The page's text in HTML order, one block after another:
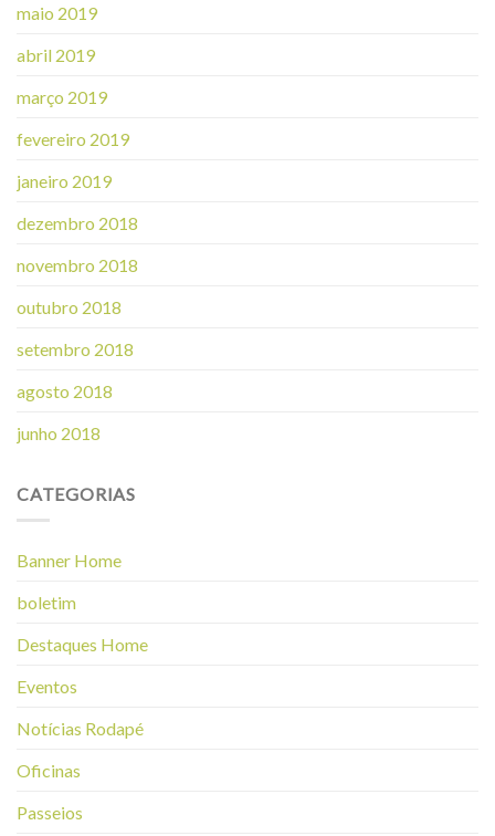
maio 2019
abril 2019
março 2019
fevereiro 2019
janeiro 2019
dezembro 2018
novembro 2018
outubro 2018
setembro 2018
agosto 2018
junho 2018
CATEGORIAS
Banner Home
boletim
Destaques Home
Eventos
Notícias Rodapé
Oficinas
Passeios